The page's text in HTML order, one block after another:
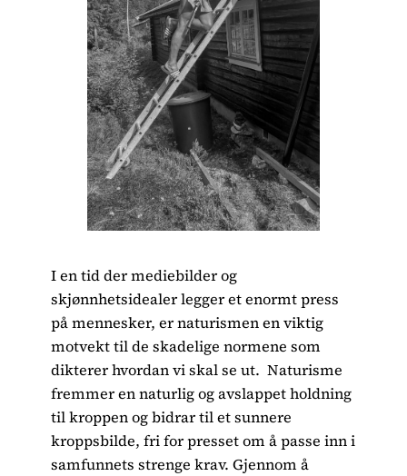
I en tid der mediebilder og
skjønnhetsidealer legger et enormt press
på mennesker, er naturismen en viktig
motvekt til de skadelige normene som
dikterer hvordan vi skal se ut. Naturisme
fremmer en naturlig og avslappet holdning
til kroppen og bidrar til et sunnere
kroppsbilde, fri for presset om å passe inn i
samfunnets strenge krav. Gjennom å